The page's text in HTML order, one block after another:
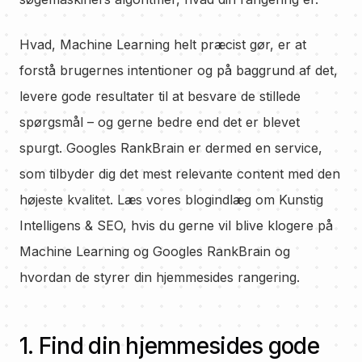
Hvad, Machine Learning helt præcist gør, er at
forstå brugernes intentioner og på baggrund af det,
levere gode resultater til at besvare de stillede
spørgsmål – og gerne bedre end det er blevet
spurgt. Googles RankBrain er dermed en service,
som tilbyder dig det mest relevante content med den
højeste kvalitet. Læs vores blogindlæg om Kunstig
Intelligens & SEO, hvis du gerne vil blive klogere på
Machine Learning og Googles RankBrain og
hvordan de styrer din hjemmesides rangering.
1. Find din hjemmesides gode